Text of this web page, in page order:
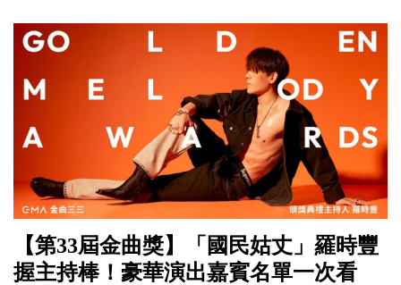
【第33屆金曲獎】「國民姑丈」羅時豐
握主持棒！豪華演出嘉賓名單一次看